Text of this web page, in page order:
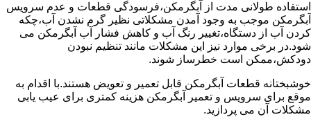
استفاده طولانی مدت از آبگرمکن،فرسودگی قطعات و عدم سرویس
آبگرمکن موجب به وجود آمدن مشکلاتی نظیر گرم نشدن آب،چکه
کردن آب از دستگاه،تغییر رنگ آب و کاهش فشار آب آبگرمکن می
شود.در برخی موارد نیز این مشکلات مانند تنظیم نبودن
دودکش،ممکن است خطرساز شوند.
خوشبختانه قطعات آبگرمکن قابل تعمیر و تعویض هستند.با اقدام به
موقع برای سرویس و تعمیر آبگرمکن هزینه کمتری برای عیب یابی
مشکلات آن می پردازید.